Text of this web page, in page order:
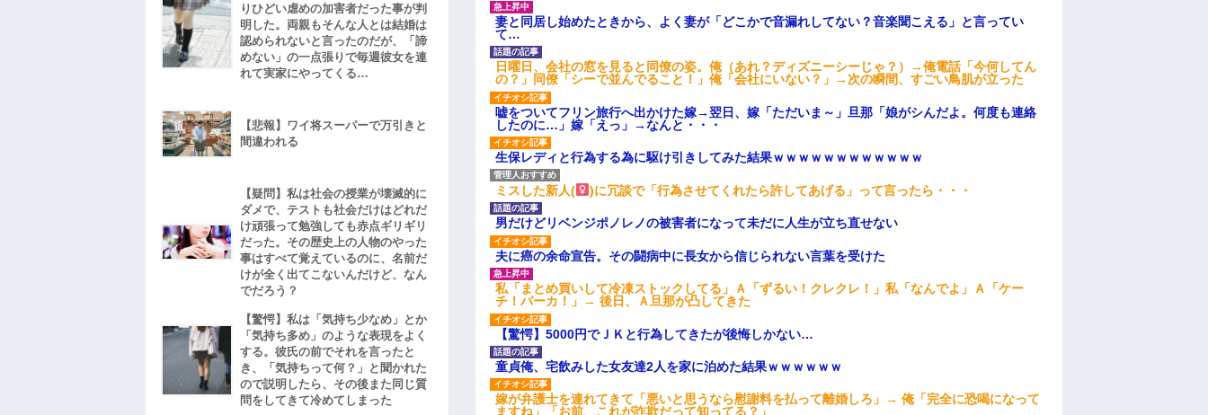
妻と同居し始めたときから、よく妻が「どこかで音漏れしてない？音楽聞こえる」と言ってい
て…
日曜日、会社の窓を見ると同僚の姿。俺（あれ？ディズニーシーじゃ？）→俺電話「今何してん
の？」同僚「シーで並んでること！」俺「会社にいない？」→次の瞬間、すごい鳥肌が立った
嘘をついてフリン旅行へ出かけた嫁→翌日、嫁「ただいま～」旦那「娘がシんだよ。何度も連絡
したのに…」嫁「えっ」→なんと・・・
生保レディと行為する為に駆け引きしてみた結果ｗｗｗｗｗｗｗｗｗｗｗｗ
ミスした新人( )に冗談で「行為させてくれたら許してあげる」って言ったら・・・
男だけどリベンジポノレノの被害者になって未だに人生が立ち直せない
夫に癌の余命宣告。その闘病中に長女から信じられない言葉を受けた
私「まとめ買いして冷凍ストックしてる」Ａ「ずるい！クレクレ！」私「なんでよ」Ａ「ケー
チ！バーカ！」→ 後日、Ａ旦那が凸してきた
【驚愕】5000円でＪＫと行為してきたが後悔しかない…
童貞俺、宅飲みした女友達2人を家に泊めた結果ｗｗｗｗｗｗ
嫁が弁護士を連れてきて「悪いと思うなら慰謝料を払って離婚しろ」→ 俺「完全に恐喝になって
ますね」「お前、これが詐欺だって知ってる？」
りひどい虐めの加害者だった事が判
明した。両親もそんな人とは結婚は
認められないと言ったのだが、「諦
めない」の一点張りで毎週彼女を連
れて実家にやってくる…
【悲報】ワイ将スーパーで万引きと
間違われる
【疑問】私は社会の授業が壊滅的に
ダメで、テストも社会だけはどれだ
け頑張って勉強しても赤点ギリギリ
だった。その歴史上の人物のやった
事はすべて覚えているのに、名前だ
けが全く出てこないんだけど、なん
でだろう？
【驚愕】私は「気持ち少なめ」とか
「気持ち多め」のような表現をよく
する。彼氏の前でそれを言ったと
き、「気持ちって何？」と聞かれた
ので説明したら、その後また同じ質
問をしてきて冷めてしまった